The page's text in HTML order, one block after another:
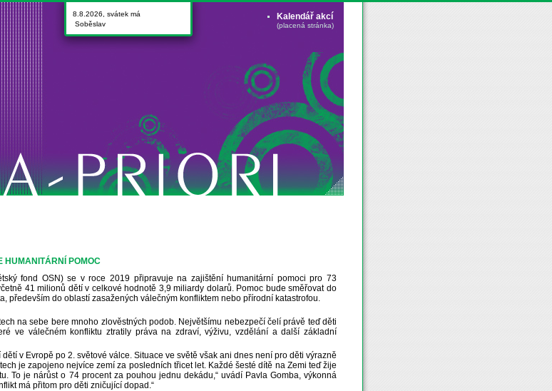
Kalendář akcí
(placená stránka)
8.8.2026, svátek má
Soběslav
HUMANITÁRNÍ POMOC
fond OSN) se v roce 2019 připravuje na zajištění humanitární pomoci pro 73
41 milionů dětí v celkové hodnotě 3,9 miliardy dolarů. Pomoc bude směřovat do
především do oblastí zasažených válečným konfliktem nebo přírodní katastrofou.
na sebe bere mnoho zlověstných podob. Největšímu nebezpečí čelí právě teď děti
ve válečném konfliktu ztratily práva na zdraví, výživu, vzdělání a další základní
v Evropě po 2. světové válce. Situace ve světě však ani dnes není pro děti výrazně
je zapojeno nejvíce zemí za posledních třicet let. Každé šesté dítě na Zemi teď žije
To je nárůst o 74 procent za pouhou jednu dekádu,“ uvádí Pavla Gomba, výkonná
má přitom pro děti zničující dopad.“